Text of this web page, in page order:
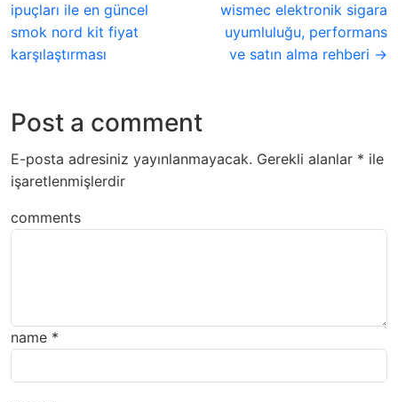
ipuçları ile en güncel
smok nord kit fiyat
karşılaştırması
wismec elektronik sigara
uyumluluğu, performans
ve satın alma rehberi →
Post a comment
E-posta adresiniz yayınlanmayacak. Gerekli alanlar * ile
işaretlenmişlerdir
comments
name *